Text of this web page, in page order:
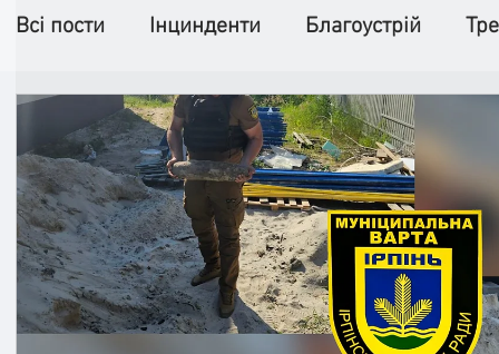
Всі пости Інцинденти Благоустрій
День народження Відео Інформація
Спільні заходи Надзвичайні заходи
Медицина Новини ДТП